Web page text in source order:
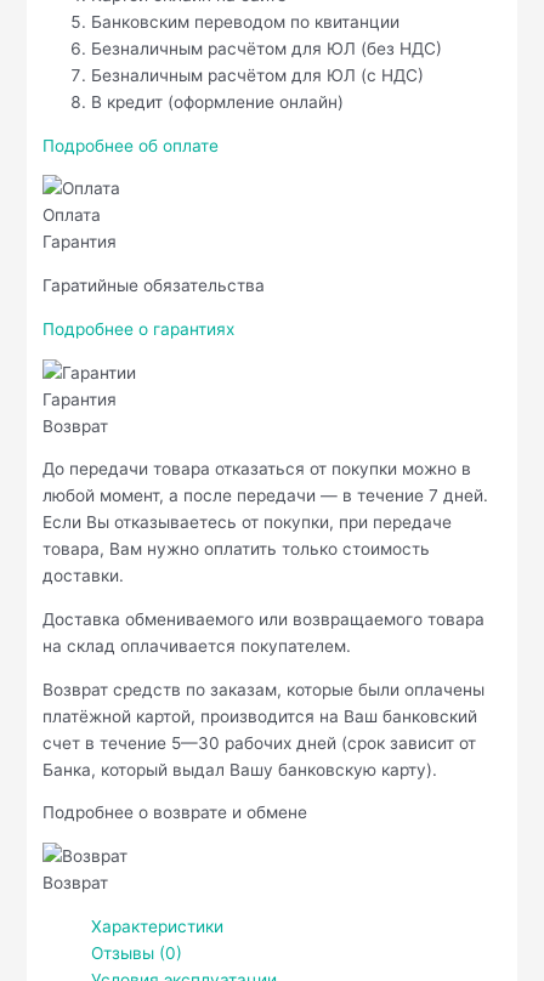
Банковским переводом по квитанции
Безналичным расчётом для ЮЛ (без НДС)
Безналичным расчётом для ЮЛ (с НДС)
В кредит (оформление онлайн)
Подробнее об оплате
Оплата
Гарантия
Гаратийные обязательства
Подробнее о гарантиях
Гарантия
Возврат
До передачи товара отказаться от покупки можно в
любой момент, а после передачи — в течение 7 дней.
Если Вы отказываетесь от покупки, при передаче
товара, Вам нужно оплатить только стоимость
доставки.
Доставка обмениваемого или возвращаемого товара
на склад оплачивается покупателем.
Возврат средств по заказам, которые были оплачены
платёжной картой, производится на Ваш банковский
счет в течение 5—30 рабочих дней (срок зависит от
Банка, который выдал Вашу банковскую карту).
Подробнее о возврате и обмене
Возврат
Характеристики
Отзывы (0)